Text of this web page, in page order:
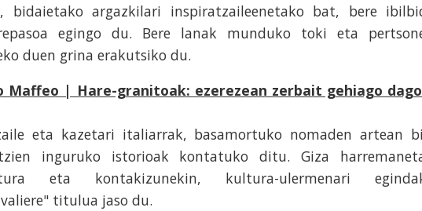
bidaietako argazkilari inspiratzaileenetako bat, bere
egingo du. Bere lanak munduko toki eta
duen grina erakutsiko du.
Maffeo | Hare-granitoak: ezerezean zerbait gehiago
eta kazetari italiarrak, basamortuko nomaden artean
inguruko istorioak kontatuko ditu. Giza
eta kontakizunekin, kultura-ulermenari
titulua jaso du.